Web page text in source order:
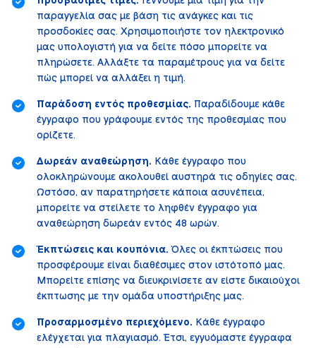
παραγγελία σας με βάση τις ανάγκες και τις
προσδοκίες σας. Χρησιμοποιήστε τον ηλεκτρονικό
μας υπολογιστή για να δείτε πόσο μπορείτε να
πληρώσετε. Αλλάξτε τα παραμέτρους για να δείτε
πώς μπορεί να αλλάξει η τιμή.
Παράδοση εντός προθεσμίας. Παραδίδουμε κάθε
έγγραφο που γράφουμε εντός της προθεσμίας που
ορίζετε.
Δωρεάν αναθεώρηση. Κάθε έγγραφο που
ολοκληρώνουμε ακολουθεί αυστηρά τις οδηγίες σας.
Ωστόσο, αν παρατηρήσετε κάποια ασυνέπεια,
μπορείτε να στείλετε το ληφθέν έγγραφο για
αναθεώρηση δωρεάν εντός 48 ωρών.
Έκπτώσεις και κουπόνια. Όλες οι έκπτώσεις που
προσφέρουμε είναι διαθέσιμες στον ιστότοπό μας.
Μπορείτε επίσης να διευκρινίσετε αν είστε δικαιούχοι
έκπτωσης με την ομάδα υποστήριξης μας.
Προσαρμοσμένο περιεχόμενο. Κάθε έγγραφο
ελέγχεται για πλαγιασμό. Έτσι, εγγυόμαστε έγγραφα